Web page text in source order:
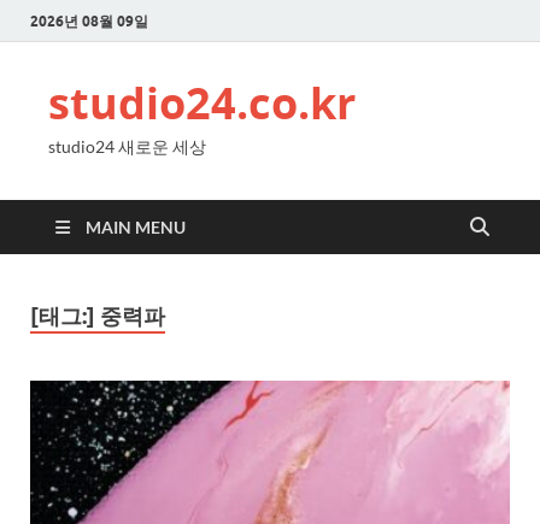
2026년 08월 09일
studio24.co.kr
studio24 새로운 세상
MAIN MENU
[태그:] 중력파